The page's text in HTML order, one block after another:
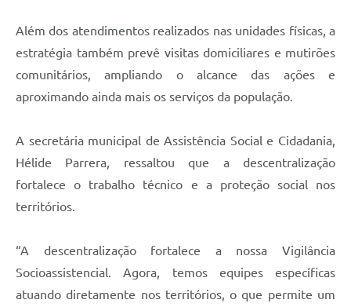
Além dos atendimentos realizados nas unidades físicas, a
estratégia também prevê visitas domiciliares e mutirões
comunitários, ampliando o alcance das ações e
aproximando ainda mais os serviços da população.
A secretária municipal de Assistência Social e Cidadania,
Hélide Parrera, ressaltou que a descentralização
fortalece o trabalho técnico e a proteção social nos
territórios.
“A descentralização fortalece a nossa Vigilância
Socioassistencial. Agora, temos equipes específicas
atuando diretamente nos territórios, o que permite um